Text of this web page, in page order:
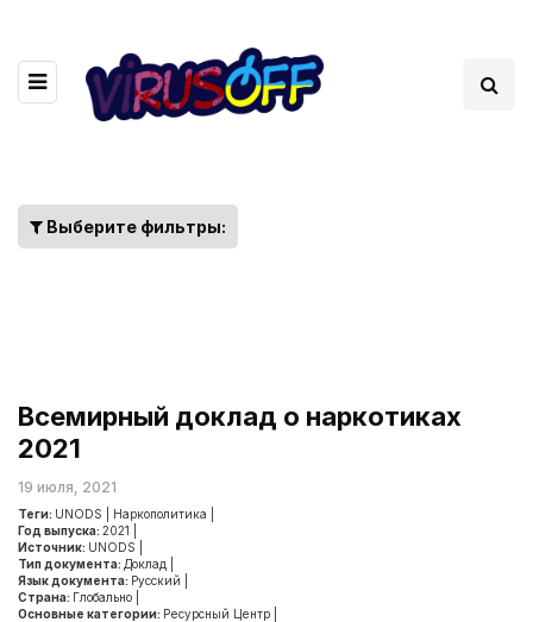
Выберите фильтры:
Всемирный доклад о наркотиках
2021
19 июля, 2021
Теги: UNODS Наркополитика
Год выпуска: 2021
Источник: UNODS
Тип документа: Доклад
Язык документа: Русский
Страна: Глобально
Основные категории: Ресурсный Центр